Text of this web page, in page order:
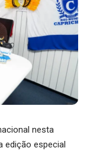
nesta
edição especial